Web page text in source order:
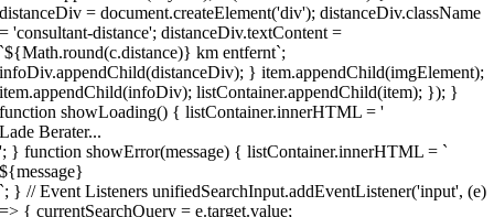
distanceDiv = document.createElement('div'); distanceDiv.className
= 'consultant-distance'; distanceDiv.textContent =
`${Math.round(c.distance)} km entfernt`;
infoDiv.appendChild(distanceDiv); } item.appendChild(imgElement);
item.appendChild(infoDiv); listContainer.appendChild(item); }); }
function showLoading() { listContainer.innerHTML = '
Lade Berater...
'; } function showError(message) { listContainer.innerHTML = `
${message}
`; } // Event Listeners unifiedSearchInput.addEventListener('input', (e)
=> { currentSearchQuery = e.target.value;